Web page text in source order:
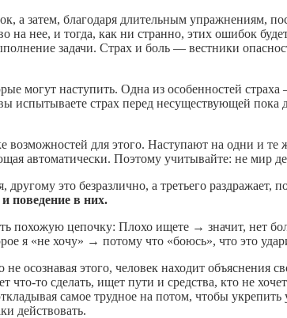
а затем, благодаря длительным упражнениям,
на нее, и тогда, как ни странно, этих ошибок
задачи. Страх и боль — вестники
могут наступить. Одна из особенностей
испытываете страх перед несуществующей
для этого. Наступают на одни и
автоматически. Поэтому учитывайте: не мир
это безразлично, а третьего раздражает,
поведение в них.
похожую цепочку: Плохо ищете → значит, нет
я «не хочу» → потому что «боюсь», что это
осознавая этого, человек находит
что-то сделать, ищет пути и средства, кто не
самое трудное на потом, чтобы
действовать.